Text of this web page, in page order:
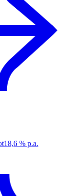
18,6 % p.a.